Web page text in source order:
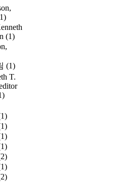
(1)
(1)
T.